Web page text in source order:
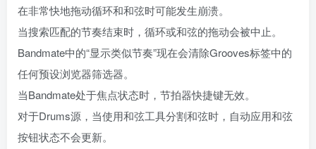
在非常快地拖动循环和和弦时可能发生崩溃。
当搜索匹配的节奏结束时，循环或和弦的拖动会被中止。
Bandmate中的“显示类似节奏”现在会清除Grooves标签中的
任何预设浏览器筛选器。
当Bandmate处于焦点状态时，节拍器快捷键无效。
对于Drums源，当使用和弦工具分割和弦时，自动应用和弦
按钮状态不会更新。